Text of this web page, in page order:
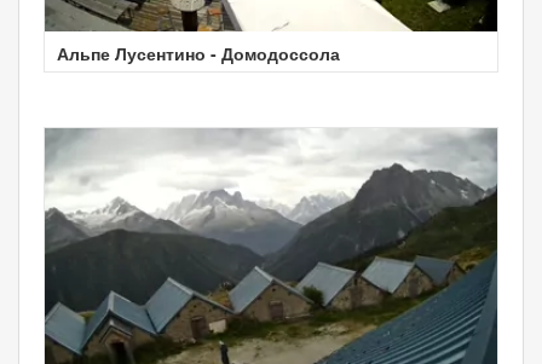
Альпе Лусентино - Домодоссола